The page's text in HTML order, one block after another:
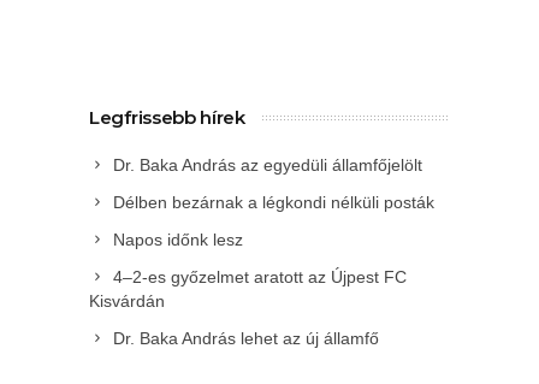
Legfrissebb hírek
Dr. Baka András az egyedüli államfőjelölt
Délben bezárnak a légkondi nélküli posták
Napos időnk lesz
4–2-es győzelmet aratott az Újpest FC
Kisvárdán
Dr. Baka András lehet az új államfő